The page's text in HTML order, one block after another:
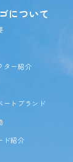
について
ター紹介
ートブランド
ド紹介